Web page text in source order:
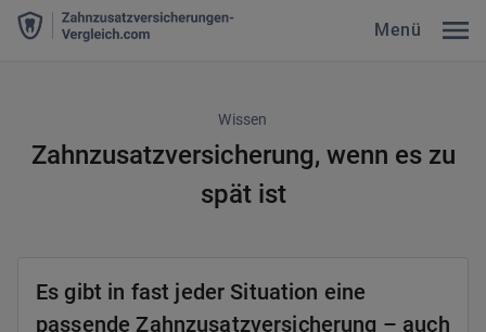
Menü
Wissen
Zahnzusatzversicherung, wenn es zu
spät ist
Es gibt in fast jeder Situation eine
passende Zahnzusatzversicherung – auch